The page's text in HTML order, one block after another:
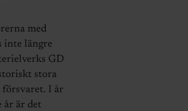
med
inte längre
GD
stora
I år
år är det